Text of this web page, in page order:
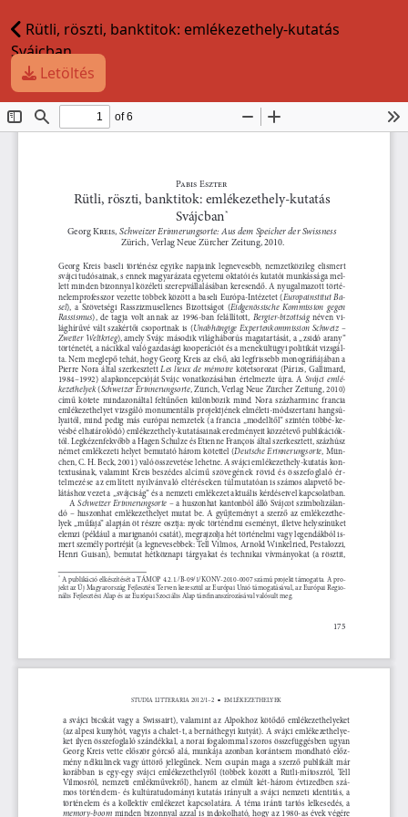
Rütli, röszti, banktitok: emlékezethely-kutatás
Svájcban
Letöltés